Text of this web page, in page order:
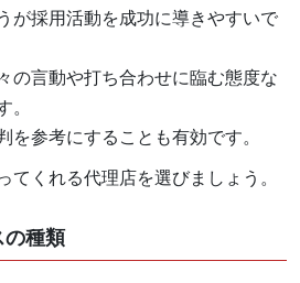
が採用活動を成功に導きやすいで
の言動や打ち合わせに臨む態度な
を参考にすることも有効です。
くれる代理店を選びましょう。
種類